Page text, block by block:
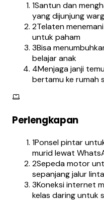
1Santun dan
yang dijunjung
2Telaten
untuk paham
3Bisa
belajar anak
4Menjaga janji
bertamu ke rumah
Perlengkapan
1Ponsel pintar
murid lewat
2Sepeda motor
sepanjang jalur
3Koneksi internet
kelas daring untuk